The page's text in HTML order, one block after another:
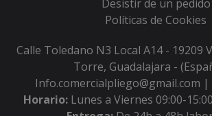
Desistir de un pedido
Políticas de Cookies
Calle Toledano N3 Local A14 - 19209
Torre, Guadalajara -
Info.comercialpliego@gmail.com |
Horario: Lunes a Viernes 09:00-